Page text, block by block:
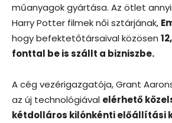
műanyagok gyártása. Az ötlet
Harry Potter filmek női sztárjának,
hogy befektetőtársaival közösen
fonttal be is szállt a bizniszbe.
A cég vezérigazgatója, Grant
az új technológiával elérhető
kétdolláros kilónkénti előállítási